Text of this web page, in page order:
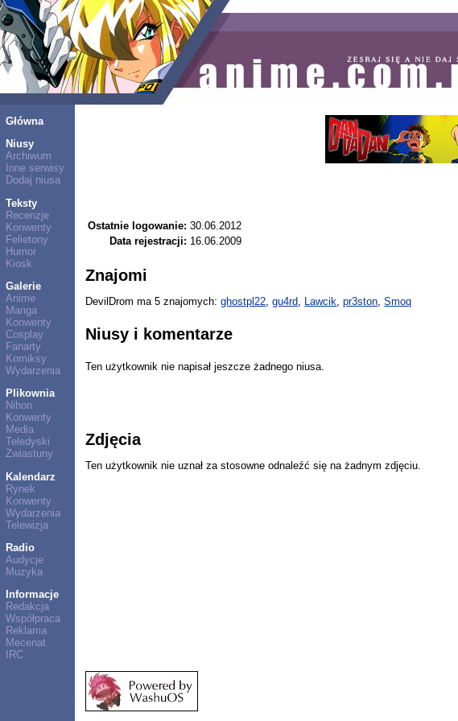
Główna
Niusy
Archiwum
Inne serwisy
Dodaj niusa
Teksty
Recenzje
Konwenty
Felietony
Humor
Kiosk
Galerie
Anime
Manga
Konwenty
Cosplay
Fanarty
Komiksy
Wydarzenia
Plikownia
Nihon
Konwenty
Media
Teledyski
Zwiastuny
Kalendarz
Rynek
Konwenty
Wydarzenia
Telewizja
Radio
Audycje
Muzyka
Informacje
Redakcja
Współpraca
Reklama
Mecenat
IRC
Ostatnie logowanie: 30.06.2012
Data rejestracji: 16.06.2009
Znajomi
DevilDrom ma 5 znajomych:ghostpl22,gu4rd, Lawcik,pr3ston,Smoq
Niusy i komentarze
Ten użytkownik nie napisał jeszcze żadnego niusa.
Zdjęcia
Ten użytkownik nie uznał za stosowne odnaleźć się na żadnym zdjęciu.